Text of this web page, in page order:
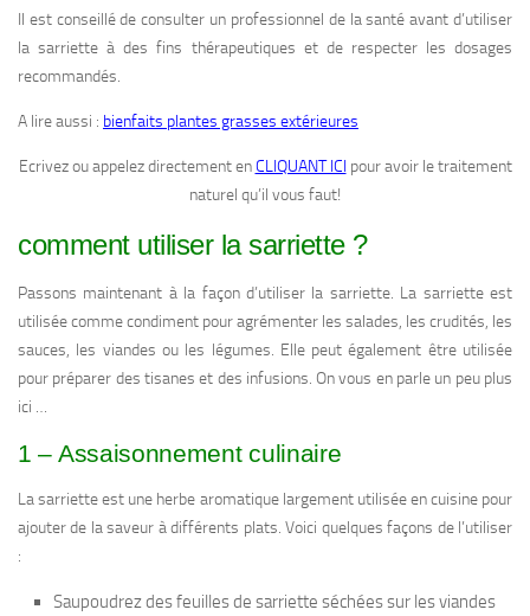
Il est conseillé de consulter un professionnel de la santé avant d’utiliser
la sarriette à des fins thérapeutiques et de respecter les dosages
recommandés.
A lire aussi : bienfaits plantes grasses extérieures
Ecrivez ou appelez directement enCLIQUANT ICI pour avoir le traitement
naturel qu’il vous faut!
comment utiliser la sarriette ?
Passons maintenant à la façon d’utiliser la sarriette. La sarriette est
utilisée comme condiment pour agrémenter les salades, les crudités, les
sauces, les viandes ou les légumes. Elle peut également être utilisée
pour préparer des tisanes et des infusions. On vous en parle un peu plus
ici …
1 – Assaisonnement culinaire
La sarriette est une herbe aromatique largement utilisée en cuisine pour
ajouter de la saveur à différents plats. Voici quelques façons de l’utiliser
:
Saupoudrez des feuilles de sarriette séchées sur les viandes